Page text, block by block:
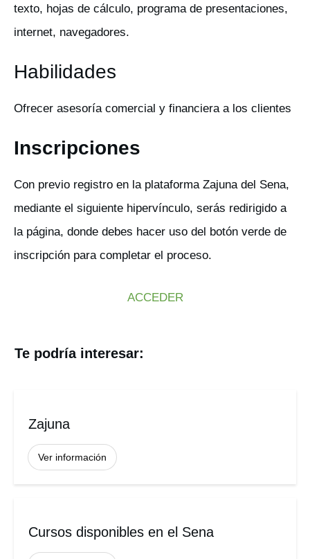
texto, hojas de cálculo, programa de presentaciones,
internet, navegadores.
Habilidades
Ofrecer asesoría comercial y financiera a los clientes
Inscripciones
Con previo registro en la plataforma Zajuna del Sena,
mediante el siguiente hipervínculo, serás redirigido a
la página, donde debes hacer uso del botón verde de
inscripción para completar el proceso.
ACCEDER
Te podría interesar:
Zajuna
Ver información
Cursos disponibles en el Sena